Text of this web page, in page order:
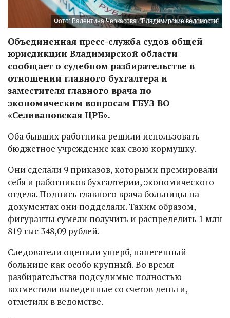
Фото: Валентина Черкасова. "Владимирские ведомости"
Объединенная пресс-служба судов общей
юрисдикции Владимирской области
сообщает о судебном разбирательстве в
отношении главного бухгалтера и
заместителя главного врача по
экономическим вопросам ГБУЗ ВО
«Селивановская ЦРБ».
Оба бывших работника решили использовать
бюджетное учреждение как свою кормушку.
Они сделали 9 приказов, которыми премировали
себя и работников бухгалтерии, экономического
отдела. Подпись главного врача больницы на
документах они подделали. Таким образом,
фигуранты сумели получить и распределить 1 млн
819 тыс 348,09 рублей.
Следователи оценили ущерб, нанесенный
больнице как особо крупный. Во время
разбирательства подсудимые полностью
возместили выведенные со счетов деньги,
отметили в ведомстве.